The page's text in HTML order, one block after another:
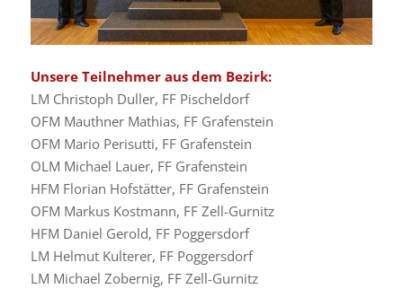
Unsere Teilnehmer aus dem Bezirk:
LM Christoph Duller, FF Pischeldorf
OFM Mauthner Mathias, FF Grafenstein
OFM Mario Perisutti, FF Grafenstein
OLM Michael Lauer, FF Grafenstein
HFM Florian Hofstätter, FF Grafenstein
OFM Markus Kostmann, FF Zell-Gurnitz
HFM Daniel Gerold, FF Poggersdorf
LM Helmut Kulterer, FF Poggersdorf
LM Michael Zobernig, FF Zell-Gurnitz